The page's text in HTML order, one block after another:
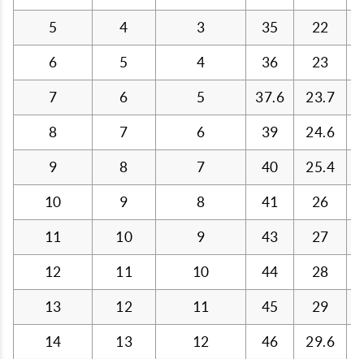
5 4 3 35 22
6 5 4 36 23
7 6 5 37.6 23.7
8 7 6 39 24.6
9 8 7 40 25.4
10 9 8 41 26
11 10 9 43 27
12 11 10 44 28
13 12 11 45 29
14 13 12 46 29.6